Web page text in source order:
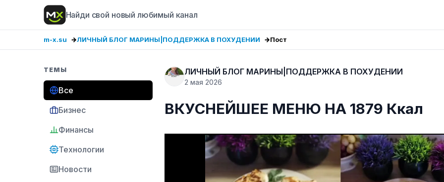
Найди свой новый любимый канал
m-x.su ЛИЧНЫЙ БЛОГ МАРИНЫ|ПОДДЕРЖКА В ПОХУДЕНИИ Пост
ТЕМЫ
Все
Бизнес
Финансы
Технологии
Новости
ЛИЧНЫЙ БЛОГ МАРИНЫ|ПОДДЕРЖКА В ПОХУДЕНИИ
2 мая 2026
ВКУСНЕЙШЕЕ МЕНЮ НА 1879 Ккал